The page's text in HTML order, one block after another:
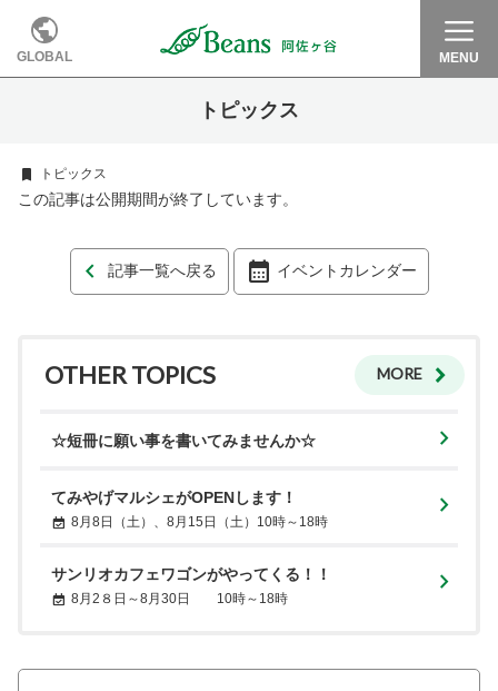
GLOBAL MENU
トピックス
トピックス
この記事は公開期間が終了しています。
記事一覧へ戻る イベントカレンダー
OTHER TOPICS MORE
☆短冊に願い事を書いてみませんか☆
てみやげマルシェがOPENします！
8月8日（土）、8月15日（土）10時～18時
サンリオカフェワゴンがやってくる！！
8月2８日～8月30日 10時～18時